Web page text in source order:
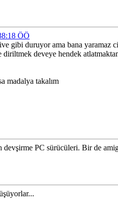
ÖÖ
gibi duruyor ama bana yaramaz
deveye hendek
madalya takalım
devşirme PC sürücüleri. Bir de